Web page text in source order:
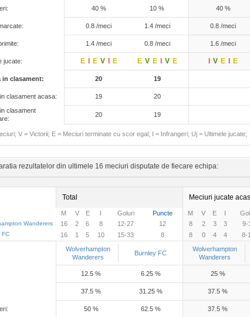
40 % 10 % 40 %
0.8 /meci 1.4 /meci 0.8 /meci
1.4 /meci 0.8 /meci 1.6 /meci
jucate: E E V E E V E V E V E E
in clasament: 20 19
clasament acasa: 19
20
clasament
20 19
V = Victorii; E = Meciuri terminate cu scor egal; I = Infrangeri; Uj = Ultimele jucate;
rezultatelor din ultimele 16 meciuri disputate de fiecare echipa:
Total Meciuri jucate
M V E I Goluri Puncte M V E I
Wanderers 16 2 6 8 12-27 12 8 2 3 3 9-
FC 16 1 5 10 15-33 8 8 0 4 4 8-
Wolverhampton
Wanderers
Burnley FC
Wolverhampton
Wanderers
12.5 % 6.25 % 25 %
37.5 % 31.25 % 37.5 %
50 % 62.5 % 37.5 %